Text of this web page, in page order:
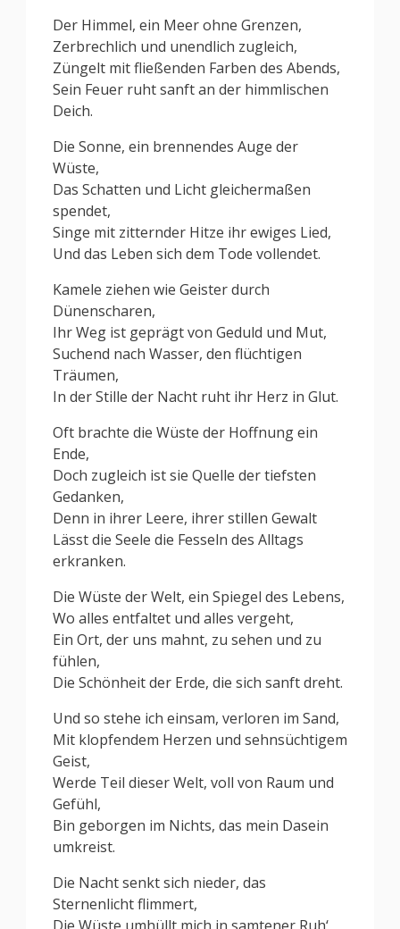
Der Himmel, ein Meer ohne Grenzen,
Zerbrechlich und unendlich zugleich,
Züngelt mit fließenden Farben des Abends,
Sein Feuer ruht sanft an der himmlischen
Deich.
Die Sonne, ein brennendes Auge der
Wüste,
Das Schatten und Licht gleichermaßen
spendet,
Singe mit zitternder Hitze ihr ewiges Lied,
Und das Leben sich dem Tode vollendet.
Kamele ziehen wie Geister durch
Dünenscharen,
Ihr Weg ist geprägt von Geduld und Mut,
Suchend nach Wasser, den flüchtigen
Träumen,
In der Stille der Nacht ruht ihr Herz in Glut.
Oft brachte die Wüste der Hoffnung ein
Ende,
Doch zugleich ist sie Quelle der tiefsten
Gedanken,
Denn in ihrer Leere, ihrer stillen Gewalt
Lässt die Seele die Fesseln des Alltags
erkranken.
Die Wüste der Welt, ein Spiegel des Lebens,
Wo alles entfaltet und alles vergeht,
Ein Ort, der uns mahnt, zu sehen und zu
fühlen,
Die Schönheit der Erde, die sich sanft dreht.
Und so stehe ich einsam, verloren im Sand,
Mit klopfendem Herzen und sehnsüchtigem
Geist,
Werde Teil dieser Welt, voll von Raum und
Gefühl,
Bin geborgen im Nichts, das mein Dasein
umkreist.
Die Nacht senkt sich nieder, das
Sternenlicht flimmert,
Die Wüste umhüllt mich in samtener Ruh‘,